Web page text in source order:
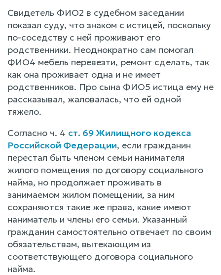
Свидетель ФИО2 в судебном заседании
показал суду, что знаком с истицей, поскольку
по-соседству с ней проживают его
родственники. Неоднократно сам помогал
ФИО4 мебель перевезти, ремонт сделать, так
как она проживает одна и не имеет
родственников. Про сына ФИО5 истица ему не
рассказывал, жаловалась, что ей одной
тяжело.
Согласно ч. 4 ст. 69 Жилищного кодекса
Российской Федерации, если гражданин
перестал быть членом семьи нанимателя
жилого помещения по договору социального
найма, но продолжает проживать в
занимаемом жилом помещении, за ним
сохраняются такие же права, какие имеют
наниматель и члены его семьи. Указанный
гражданин самостоятельно отвечает по своим
обязательствам, вытекающим из
соответствующего договора социального
найма.